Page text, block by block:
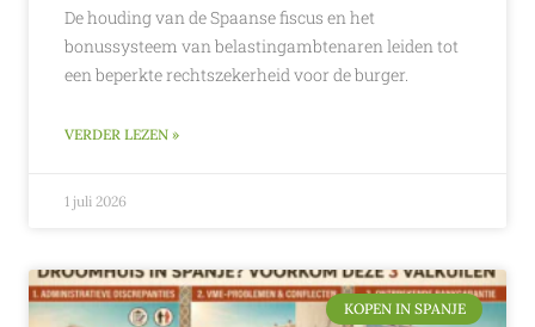
De houding van de Spaanse fiscus en het
bonussysteem van belastingambtenaren leiden tot
een beperkte rechtszekerheid voor de burger.
VERDER LEZEN »
1 juli 2026
KOPEN IN SPANJE